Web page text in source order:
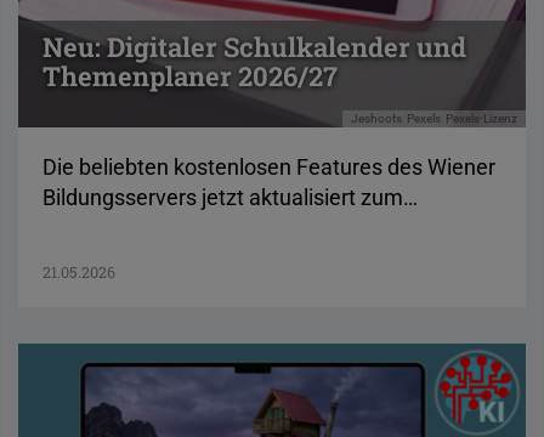
Jeshoots Pexels Pexels-Lizenz
Neu: Digitaler Schulkalender und
Themenplaner 2026/27
Die beliebten kostenlosen Features des Wiener
Bildungsservers jetzt aktualisiert zum…
21.05.2026